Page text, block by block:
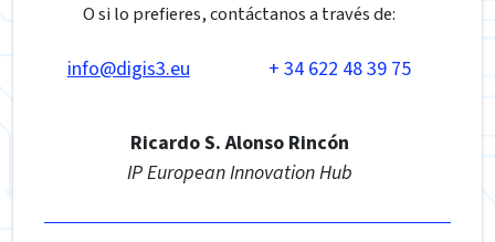
O si lo prefieres, contáctanos a través de:
info@digis3.eu + 34 622 48 39 75
Ricardo S. Alonso Rincón
IP European Innovation Hub